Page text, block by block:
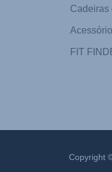
Cadeiras
FIT
Copyright